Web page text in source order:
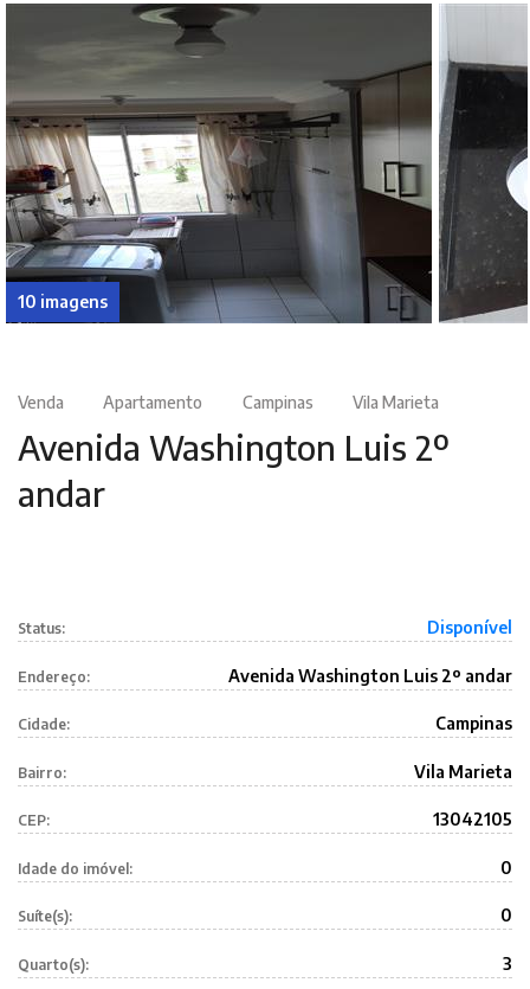
10 imagens
Venda Apartamento Campinas Vila Marieta
Avenida Washington Luis 2º
andar
Status: Disponível
Endereço: Avenida Washington Luis 2º andar
Cidade: Campinas
Bairro: Vila Marieta
CEP: 13042105
Idade do imóvel: 0
Suíte(s): 0
Quarto(s): 3